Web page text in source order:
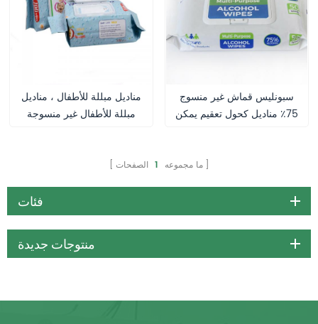
مناديل مبللة للأطفال ، مناديل
مبللة للأطفال غير منسوجة
سبونليس قماش غير منسوج
75٪ مناديل كحول تعقيم يمكن
ما مجموعه 1 الصفحات
فئات
منتوجات جديدة